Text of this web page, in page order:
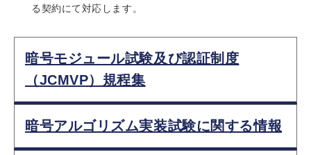
る契約にて対応します。
暗号モジュール試験及び認証制度
（JCMVP）規程集
暗号アルゴリズム実装試験に関する情報